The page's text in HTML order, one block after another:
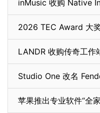
inMusic 收购 Native
2026 TEC Award 大
LANDR 收购传奇工作
Studio One 改名
苹果推出专业软件“全